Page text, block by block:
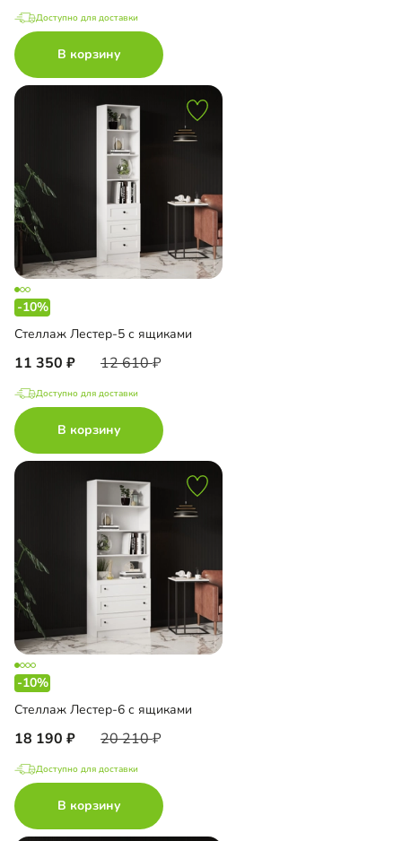
Доступно для доставки
В корзину
-10%
Стеллаж Лестер-5 с ящиками
11 350 12 610
Доступно для доставки
В корзину
-10%
Стеллаж Лестер-6 с ящиками
18 190 20 210
Доступно для доставки
В корзину